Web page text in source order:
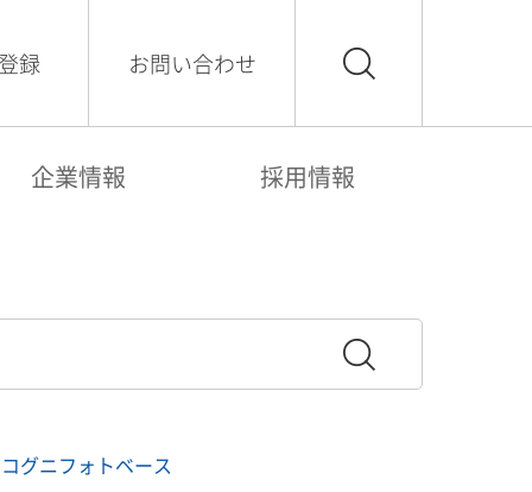
録 お問い合わせ
企業情報 採用情報
コグニフォトベース